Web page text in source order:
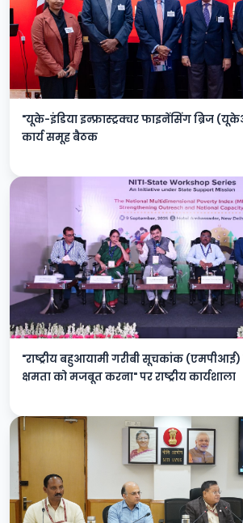
"यूके-इंडिया इन्फ्रास्ट्रक्चर फाइनेंसिंग ब्रिज
कार्य समूह बैठक
"राष्ट्रीय बहुआयामी गरीबी सूचकांक (एमपीआई)
क्षमता को मजबूत करना" पर राष्ट्रीय कार्यशाला